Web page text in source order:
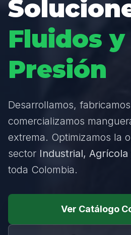
Fluidos y
Presión
Desarrollamos,
comercializamos
extrema. Optimizamos la
sector Industrial,
toda Colombia.
Ver Catálogo